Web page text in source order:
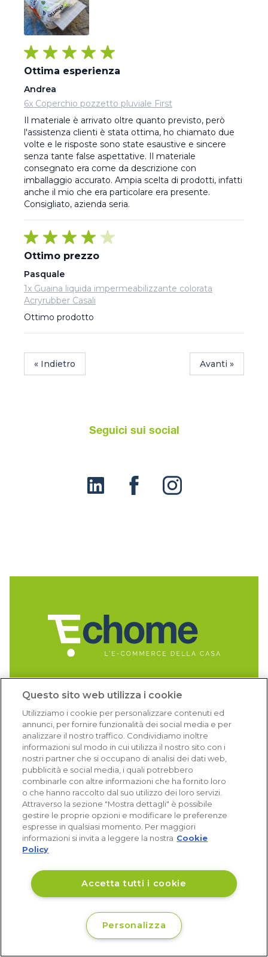
Ottima esperienza
Andrea
6x Coperchio pozzetto pluviale First
Il materiale è arrivato oltre quanto previsto, però
l'assistenza clienti è stata ottima, ho chiamato due
volte e le risposte sono state esaustive e sincere
senza tante false aspettative. Il materiale
consegnato era come da descrizione con
imballaggio accurato. Ampia scelta di prodotti, infatti
anche il mio che era particolare era presente.
Consigliato, azienda seria.
Ottimo prezzo
Pasquale
1x Guaina liquida impermeabilizzante colorata
Acryrubber Casali
Ottimo prodotto
« Indietro Avanti »
Seguici sui social
© 2026 Aurea s.r.l.
CF e n.iscr. al Registro Imprese: 03911450926
iscrizione al R.E.A.: CA – 305948
capitale sociale 30.000 euro, i.v.
Via Pietro Leo n. 6
Cagliari
09129
Questo sito web utilizza i cookie
Utilizziamo i cookie per personalizzare contenuti ed
annunci, per fornire funzionalità dei social media e per
analizzare il nostro traffico. Condividiamo inoltre
informazioni sul modo in cui utilizza il nostro sito con i
nostri partner che si occupano di analisi dei dati web,
pubblicità e social media, i quali potrebbero
combinarle con altre informazioni che ha fornito loro
o che hanno raccolto dal suo utilizzo dei loro servizi.
Attraverso la sezione "Mostra dettagli" è possibile
gestire le proprie opzioni e modificare le preferenze
espresse in qualsiasi momento. Per maggiori
informazioni si invita a leggere la nostra Cookie
Policy
Accetta tutti i cookie
Personalizza